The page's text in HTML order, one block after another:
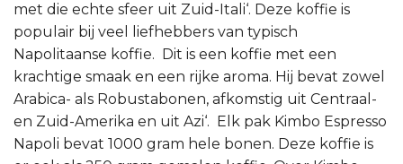
met die echte sfeer uit Zuid-Itali‘. Deze koffie is
populair bij veel liefhebbers van typisch
Napolitaanse koffie. Dit is een koffie met een
krachtige smaak en een rijke aroma. Hij bevat zowel
Arabica- als Robustabonen, afkomstig uit Centraal-
en Zuid-Amerika en uit Azi‘. Elk pak Kimbo Espresso
Napoli bevat 1000 gram hele bonen. Deze koffie is